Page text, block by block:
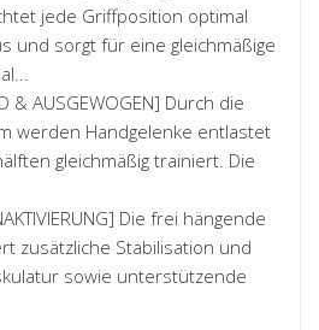
jede Griffposition optimal
und sorgt für eine gleichmäßige
& AUSGEWOGEN] Durch die
werden Handgelenke entlastet
gleichmäßig trainiert. Die
Die frei hängende
zusätzliche Stabilisation und
sowie unterstützende